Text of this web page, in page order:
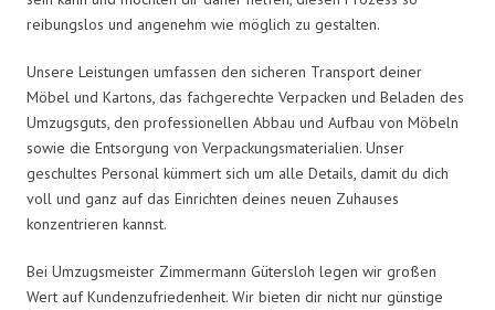
reibungslos und angenehm wie möglich zu gestalten.
Unsere Leistungen umfassen den sicheren Transport deiner
Möbel und Kartons, das fachgerechte Verpacken und Beladen des
Umzugsguts, den professionellen Abbau und Aufbau von Möbeln
sowie die Entsorgung von Verpackungsmaterialien. Unser
geschultes Personal kümmert sich um alle Details, damit du dich
voll und ganz auf das Einrichten deines neuen Zuhauses
konzentrieren kannst.
Bei Umzugsmeister Zimmermann Gütersloh legen wir großen
Wert auf Kundenzufriedenheit. Wir bieten dir nicht nur günstige